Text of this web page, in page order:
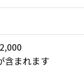
含まれます